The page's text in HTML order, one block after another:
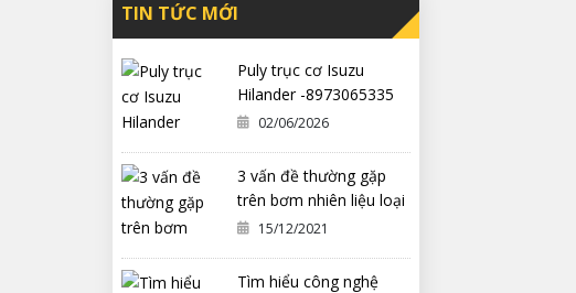
TIN TỨC MỚI
Puly trục cơ Isuzu
Hilander -8973065335
02/06/2026
3 vấn đề thường gặp
trên bơm nhiên liệu loại
cơ khí15/12/2021
Tìm hiểu công nghệ